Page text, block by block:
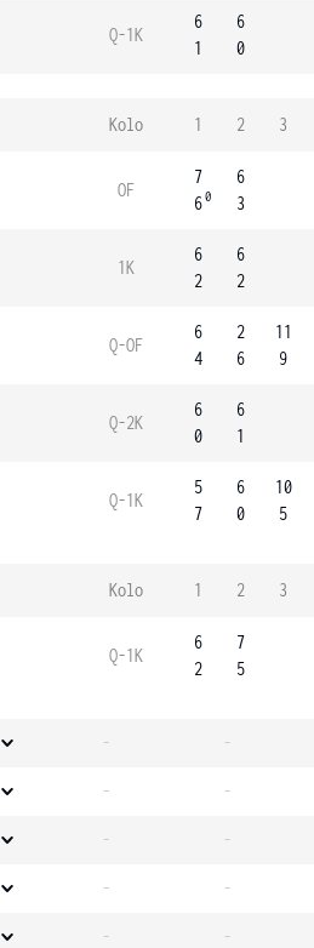
Q-1K
6
1
6
0
Kolo 1 2 3
OF
7
60
6
3
1K
6
2
6
2
Q-OF
6
4
2
6
11
9
Q-2K
6
0
6
1
Q-1K
5
7
6
0
10
5
Kolo 1 2 3
Q-1K
6
2
7
5
- -
- -
- -
- -
- -